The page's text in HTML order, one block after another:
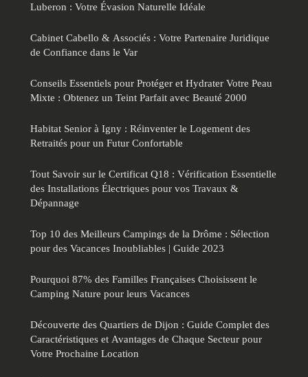
Luberon : Votre Évasion Naturelle Idéale
Cabinet Cabello & Associés : Votre Partenaire Juridique
de Confiance dans le Var
Conseils Essentiels pour Protéger et Hydrater Votre Peau
Mixte : Obtenez un Teint Parfait avec Beauté 2000
Habitat Senior à Igny : Réinventer le Logement des
Retraités pour un Futur Confortable
Tout Savoir sur le Certificat Q18 : Vérification Essentielle
des Installations Électriques pour vos Travaux &
Dépannage
Top 10 des Meilleurs Campings de la Drôme : Sélection
pour des Vacances Inoubliables | Guide 2023
Pourquoi 87% des Familles Françaises Choisissent le
Camping Nature pour leurs Vacances
Découverte des Quartiers de Dijon : Guide Complet des
Caractéristiques et Avantages de Chaque Secteur pour
Votre Prochaine Location